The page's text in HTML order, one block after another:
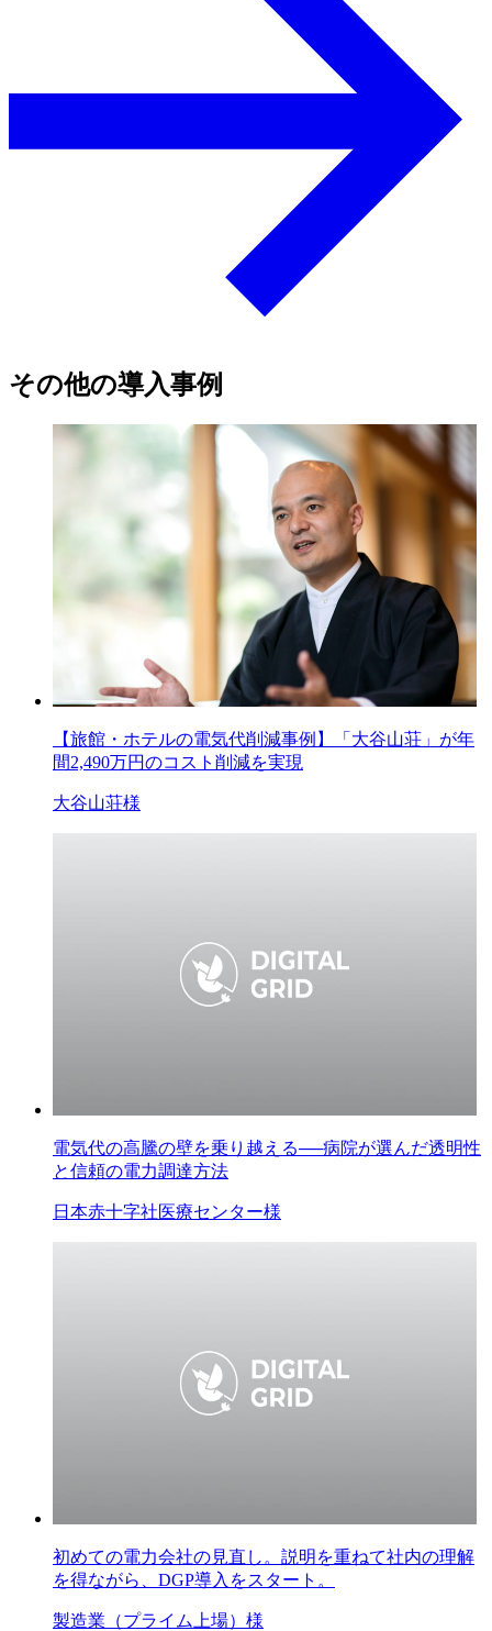
その他の導入事例
【旅館・ホテルの電気代削減事例】「大谷山荘」が年
間2,490万円のコスト削減を実現
大谷山荘様
電気代の高騰の壁を乗り越える──病院が選んだ透明性
と信頼の電力調達方法
日本赤十字社医療センター様
初めての電力会社の見直し。説明を重ねて社内の理解
を得ながら、DGP導入をスタート。
製造業（プライム上場）様